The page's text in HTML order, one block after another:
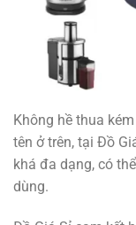
Không hề thua
tên ở trên, tại Đồ
khá đa dạng, có
dùng.